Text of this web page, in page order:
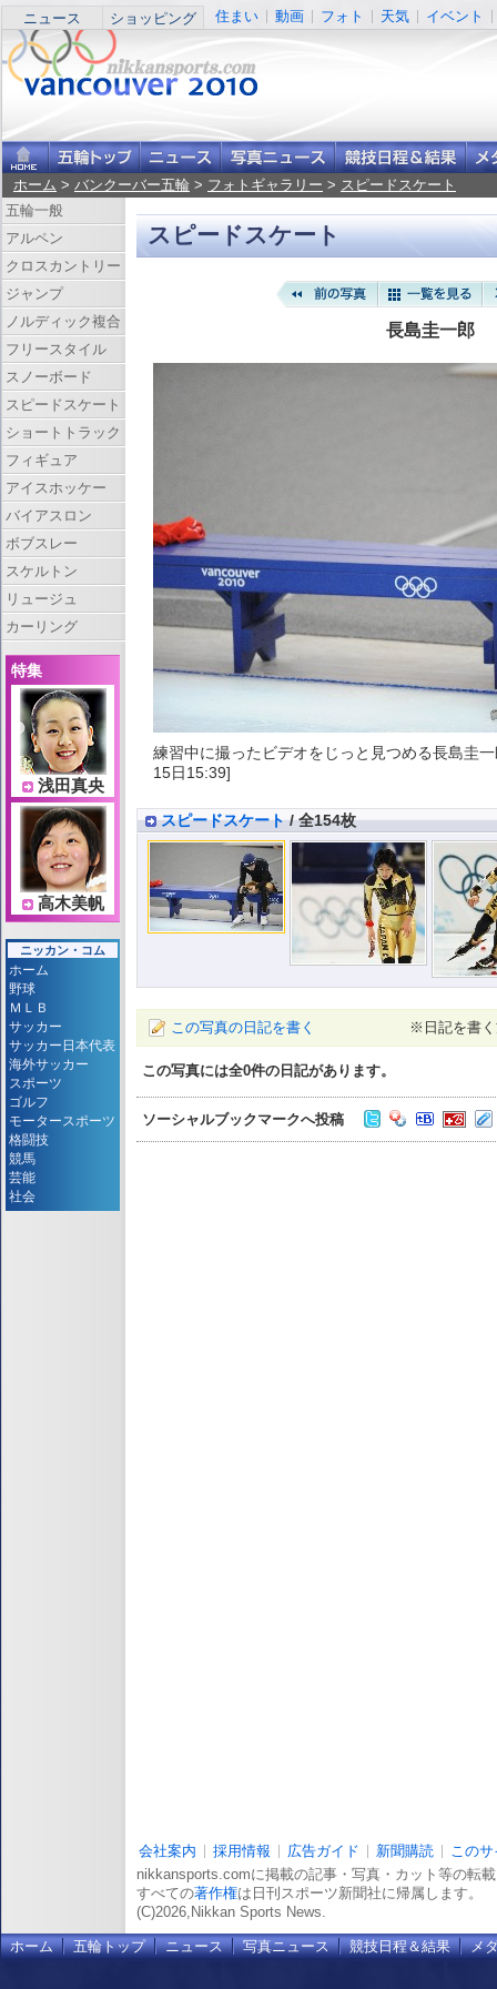
ニュース ショッピング 住まい 動画 フォト 天気 イベント
ホーム > バンクーバー五輪 > フォトギャラリー > スピードスケート
スピードスケート
長島圭一郎
練習中に撮ったビデオをじっと見つめる長島圭
15日15:39]
スピードスケート/ 全154枚
この写真の日記を書く ※日記を書
この写真には全0件の日記があります。
ソーシャルブックマークへ投稿
五輪一般
アルペン
クロスカントリー
ジャンプ
ノルディック複合
フリースタイル
スノーボード
スピードスケート
ショートトラック
フィギュア
アイスホッケー
バイアスロン
ボブスレー
スケルトン
リュージュ
カーリング
特集
浅田真央
高木美帆
ニッカン・コム
ホーム
野球
ＭＬＢ
サッカー
サッカー日本代表
海外サッカー
スポーツ
ゴルフ
モータースポーツ
格闘技
競馬
芸能
社会
会社案内 採用情報 広告ガイド 新聞購読
この
nikkansports.comに掲載の記事・写真・カット等の転
すべての著作権は日刊スポーツ新聞社に帰属します。
(C)2026,Nikkan Sports News.
ホーム 五輪トップ ニュース 写真ニュース 競技日程＆結果 メ